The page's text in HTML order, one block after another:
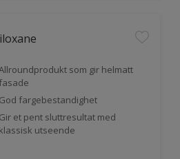
som gir helmatt
fasade
God fargebestandighet
Gir et pent sluttresultat med
klassisk utseende